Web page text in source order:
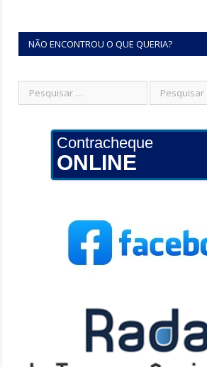
NÃO ENCONTROU O QUE QUERIA?
Contracheque
ONLINE